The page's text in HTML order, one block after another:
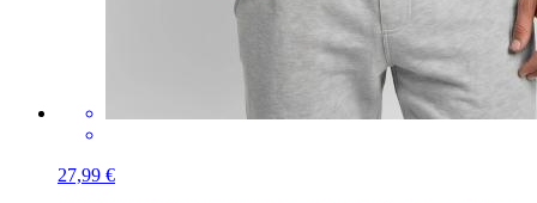
27,99 €